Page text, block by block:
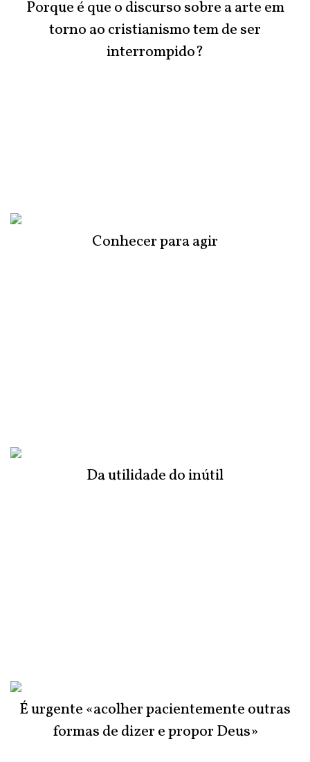
Porque é que o discurso sobre a arte em
torno ao cristianismo tem de ser
interrompido?
Conhecer para agir
Da utilidade do inútil
É urgente «acolher pacientemente outras
formas de dizer e propor Deus»